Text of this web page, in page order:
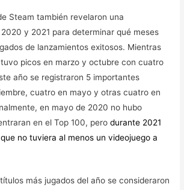
Steam también revelaron una
y 2021 para determinar qué meses
de lanzamientos exitosos. Mientras
picos en marzo y octubre con cuatro
año se registraron 5 importantes
cuatro en mayo y otras cuatro en
en mayo de 2020 no hubo
en el Top 100, perodurante 2021
no tuviera al menos un videojuego a
más jugados del año se consideraron